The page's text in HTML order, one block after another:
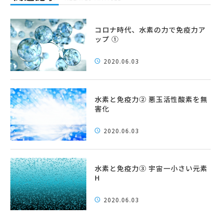
コロナ時代、水素の力で免疫力ア
ップ ①
2020.06.03
水素と免疫力② 悪玉活性酸素を無
害化
2020.06.03
水素と免疫力③ 宇宙一小さい元素
H
2020.06.03